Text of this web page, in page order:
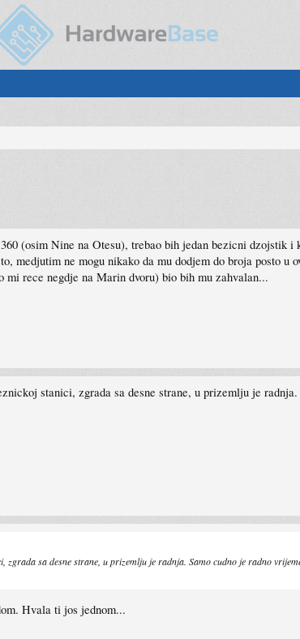
(osim Nine na Otesu), trebao bih jedan bezicni dzojstik
medjutim ne mogu nikako da mu dodjem do broja posto
rece negdje na Marin dvoru) bio bih mu zahvalan...
stanici, zgrada sa desne strane, u prizemlju je
sa desne strane, u prizemlju je radnja. Samo cudno je radno
Hvala ti jos jednom...